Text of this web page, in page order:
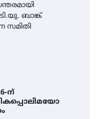
ബാങ്ക്
സമിതി
ന്